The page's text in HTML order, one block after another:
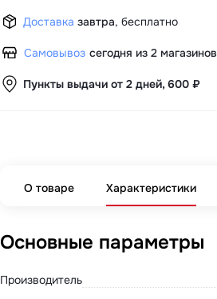
Доставка завтра, бесплатно
Самовывоз сегодня из 2 магазинов
Пункты выдачи от 2 дней, 600 ₽
О товаре Характеристики
Основные параметры
Производитель